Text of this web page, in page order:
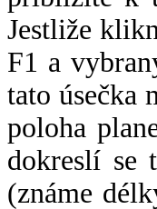
Jestliže
F1 a
tato úsečka
poloha
dokreslí se
(známe